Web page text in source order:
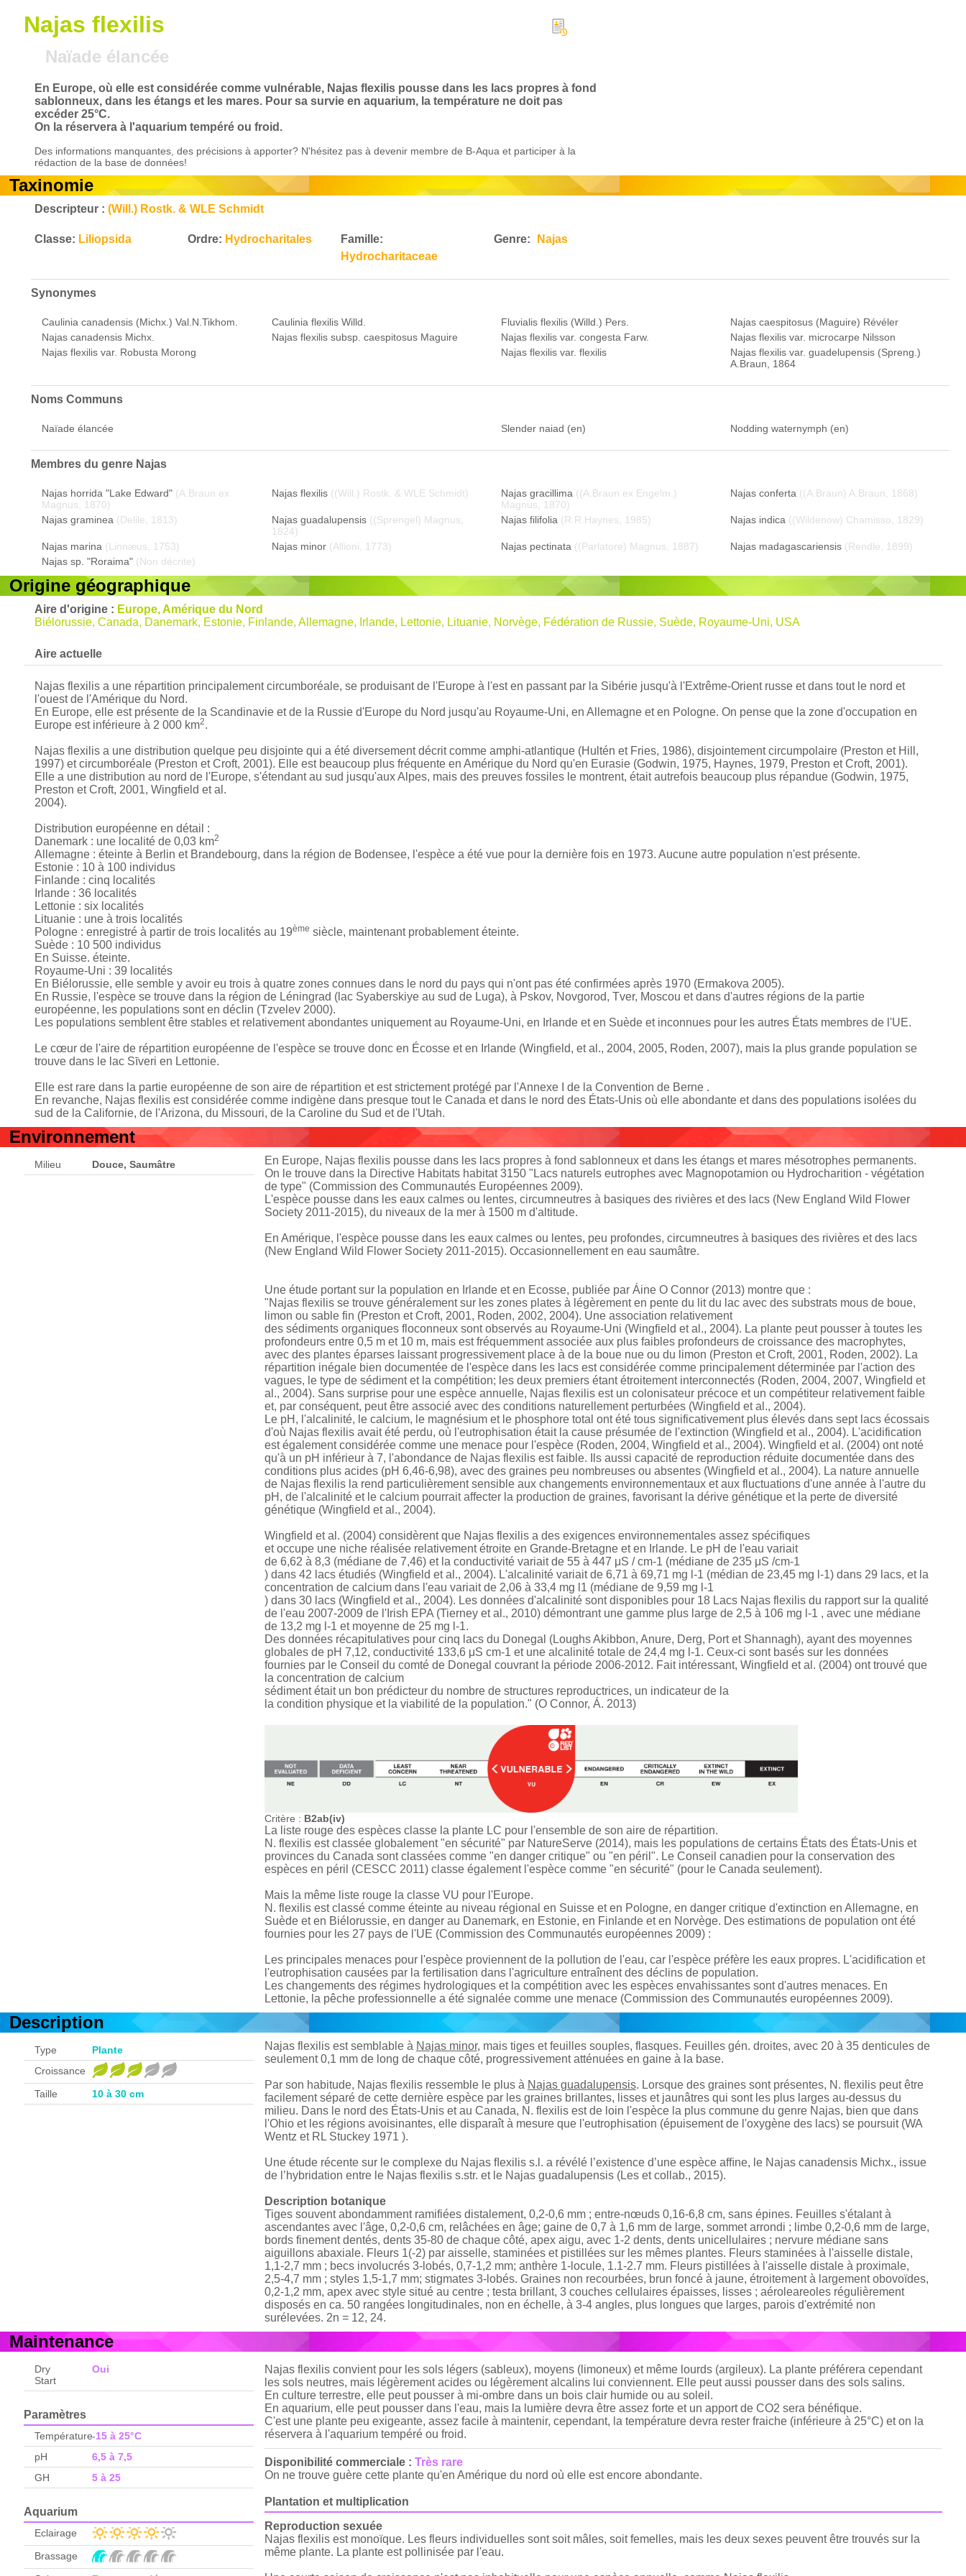
Najas flexilis
Naïade élancée
En Europe, où elle est considérée comme vulnérable, Najas flexilis pousse dans les lacs propres à fond
sablonneux, dans les étangs et les mares. Pour sa survie en aquarium, la température ne doit pas
excéder 25°C.
On la réservera à l'aquarium tempéré ou froid.
Des informations manquantes, des précisions à apporter? N'hésitez pas à devenir membre de B-Aqua et participer à la
rédaction de la base de données!
Taxinomie
Descripteur :(Will.) Rostk. & WLE Schmidt
Classe: Liliopsida Ordre: Hydrocharitales
Famille:
Hydrocharitaceae
Genre: Najas
Synonymes
Caulinia canadensis (Michx.) Val.N.Tikhom. Caulinia flexilis Willd. Fluvialis flexilis (Willd.) Pers.
Najas caespitosus (Maguire) Révéler
Najas canadensis Michx.
Najas flexilis subsp. caespitosus Maguire Najas flexilis var. congesta Farw.
Najas flexilis var. microcarpe Nilsson
Najas flexilis var. Robusta Morong
Najas flexilis var. flexilis
Najas flexilis var. guadelupensis (Spreng.)
A.Braun, 1864
Noms Communs
Naïade élancée Slender naiad (en) Nodding waternymph (en)
Membres du genre Najas
Najas horrida "Lake Edward" (A.Braun ex
Magnus, 1870)
Najas flexilis ((Will.) Rostk. & WLE Schmidt) Najas gracillima ((A.Braun ex Engelm.)
Magnus, 1870)
Najas conferta ((A.Braun) A.Braun, 1868)
Najas graminea (Delile, 1813) Najas guadalupensis ((Sprengel) Magnus,
1824)
Najas filifolia (R.R.Haynes, 1985) Najas indica ((Wildenow) Chamisso, 1829)
Najas marina (Linnæus, 1753) Najas minor (Allioni, 1773) Najas pectinata ((Parlatore) Magnus, 1887) Najas madagascariensis (Rendle, 1899)
Najas sp. "Roraima" (Non décrite)
Origine géographique
Aire d'origine : Europe, Amérique du Nord
Biélorussie, Canada, Danemark, Estonie, Finlande, Allemagne, Irlande, Lettonie, Lituanie, Norvège, Fédération de Russie, Suède, Royaume-Uni, USA
Aire actuelle
Najas flexilis a une répartition principalement circumboréale, se produisant de l'Europe à l'est en passant par la Sibérie jusqu'à l'Extrême-Orient russe et dans tout le nord et
l'ouest de l'Amérique du Nord.
En Europe, elle est présente de la Scandinavie et de la Russie d'Europe du Nord jusqu'au Royaume-Uni, en Allemagne et en Pologne. On pense que la zone d'occupation en
Europe est inférieure à 2 000 km2.
Najas flexilis a une distribution quelque peu disjointe qui a été diversement décrit comme amphi-atlantique (Hultén et Fries, 1986), disjointement circumpolaire (Preston et Hill,
1997) et circumboréale (Preston et Croft, 2001). Elle est beaucoup plus fréquente en Amérique du Nord qu'en Eurasie (Godwin, 1975, Haynes, 1979, Preston et Croft, 2001).
Elle a une distribution au nord de l'Europe, s'étendant au sud jusqu'aux Alpes, mais des preuves fossiles le montrent, était autrefois beaucoup plus répandue (Godwin, 1975,
Preston et Croft, 2001, Wingfield et al.
2004).
Distribution européenne en détail :
Danemark : une localité de 0,03 km2
Allemagne : éteinte à Berlin et Brandebourg, dans la région de Bodensee, l'espèce a été vue pour la dernière fois en 1973. Aucune autre population n'est présente.
Estonie : 10 à 100 individus
Finlande : cinq localités
Irlande : 36 localités
Lettonie : six localités
Lituanie : une à trois localités
Pologne : enregistré à partir de trois localités au 19ème siècle, maintenant probablement éteinte.
Suède : 10 500 individus
En Suisse. éteinte.
Royaume-Uni : 39 localités
En Biélorussie, elle semble y avoir eu trois à quatre zones connues dans le nord du pays qui n'ont pas été confirmées après 1970 (Ermakova 2005).
En Russie, l'espèce se trouve dans la région de Léningrad (lac Syaberskiye au sud de Luga), à Pskov, Novgorod, Tver, Moscou et dans d'autres régions de la partie
européenne, les populations sont en déclin (Tzvelev 2000).
Les populations semblent être stables et relativement abondantes uniquement au Royaume-Uni, en Irlande et en Suède et inconnues pour les autres États membres de l'UE.
Le cœur de l'aire de répartition européenne de l'espèce se trouve donc en Écosse et en Irlande (Wingfield, et al., 2004, 2005, Roden, 2007), mais la plus grande population se
trouve dans le lac Sīveri en Lettonie.
Elle est rare dans la partie européenne de son aire de répartition et est strictement protégé par l'Annexe I de la Convention de Berne .
En revanche, Najas flexilis est considérée comme indigène dans presque tout le Canada et dans le nord des États-Unis où elle abondante et dans des populations isolées du
sud de la Californie, de l'Arizona, du Missouri, de la Caroline du Sud et de l'Utah.
Environnement
Milieu Douce, Saumâtre
En Europe, Najas flexilis pousse dans les lacs propres à fond sablonneux et dans les étangs et mares mésotrophes permanents.
On le trouve dans la Directive Habitats habitat 3150 "Lacs naturels eutrophes avec Magnopotamion ou Hydrocharition - végétation
de type" (Commission des Communautés Européennes 2009).
L'espèce pousse dans les eaux calmes ou lentes, circumneutres à basiques des rivières et des lacs (New England Wild Flower
Society 2011-2015), du niveaux de la mer à 1500 m d'altitude.
En Amérique, l'espèce pousse dans les eaux calmes ou lentes, peu profondes, circumneutres à basiques des rivières et des lacs
(New England Wild Flower Society 2011-2015). Occasionnellement en eau saumâtre.
Une étude portant sur la population en Irlande et en Ecosse, publiée par Áine O Connor (2013) montre que :
"Najas flexilis se trouve généralement sur les zones plates à légèrement en pente du lit du lac avec des substrats mous de boue,
limon ou sable fin (Preston et Croft, 2001, Roden, 2002, 2004). Une association relativement
des sédiments organiques floconneux sont observés au Royaume-Uni (Wingfield et al., 2004). La plante peut pousser à toutes les
profondeurs entre 0,5 m et 10 m, mais est fréquemment associée aux plus faibles profondeurs de croissance des macrophytes,
avec des plantes éparses laissant progressivement place à de la boue nue ou du limon (Preston et Croft, 2001, Roden, 2002). La
répartition inégale bien documentée de l'espèce dans les lacs est considérée comme principalement déterminée par l'action des
vagues, le type de sédiment et la compétition; les deux premiers étant étroitement interconnectés (Roden, 2004, 2007, Wingfield et
al., 2004). Sans surprise pour une espèce annuelle, Najas flexilis est un colonisateur précoce et un compétiteur relativement faible
et, par conséquent, peut être associé avec des conditions naturellement perturbées (Wingfield et al., 2004).
Le pH, l'alcalinité, le calcium, le magnésium et le phosphore total ont été tous significativement plus élevés dans sept lacs écossais
d'où Najas flexilis avait été perdu, où l'eutrophisation était la cause présumée de l'extinction (Wingfield et al., 2004). L'acidification
est également considérée comme une menace pour l'espèce (Roden, 2004, Wingfield et al., 2004). Wingfield et al. (2004) ont noté
qu'à un pH inférieur à 7, l'abondance de Najas flexilis est faible. Ils aussi capacité de reproduction réduite documentée dans des
conditions plus acides (pH 6,46-6,98), avec des graines peu nombreuses ou absentes (Wingfield et al., 2004). La nature annuelle
de Najas flexilis la rend particulièrement sensible aux changements environnementaux et aux fluctuations d'une année à l'autre du
pH, de l'alcalinité et le calcium pourrait affecter la production de graines, favorisant la dérive génétique et la perte de diversité
génétique (Wingfield et al., 2004).
Wingfield et al. (2004) considèrent que Najas flexilis a des exigences environnementales assez spécifiques
et occupe une niche réalisée relativement étroite en Grande-Bretagne et en Irlande. Le pH de l'eau variait
de 6,62 à 8,3 (médiane de 7,46) et la conductivité variait de 55 à 447 μS / cm-1 (médiane de 235 μS /cm-1
) dans 42 lacs étudiés (Wingfield et al., 2004). L'alcalinité variait de 6,71 à 69,71 mg l-1 (médian de 23,45 mg l-1) dans 29 lacs, et la
concentration de calcium dans l'eau variait de 2,06 à 33,4 mg l1 (médiane de 9,59 mg l-1
) dans 30 lacs (Wingfield et al., 2004). Les données d'alcalinité sont disponibles pour 18 Lacs Najas flexilis du rapport sur la qualité
de l'eau 2007-2009 de l'Irish EPA (Tierney et al., 2010) démontrant une gamme plus large de 2,5 à 106 mg l-1 , avec une médiane
de 13,2 mg l-1 et moyenne de 25 mg l-1.
Des données récapitulatives pour cinq lacs du Donegal (Loughs Akibbon, Anure, Derg, Port et Shannagh), ayant des moyennes
globales de pH 7,12, conductivité 133,6 μS cm-1 et une alcalinité totale de 24,4 mg l-1. Ceux-ci sont basés sur les données
fournies par le Conseil du comté de Donegal couvrant la période 2006-2012. Fait intéressant, Wingfield et al. (2004) ont trouvé que
la concentration de calcium
sédiment était un bon prédicteur du nombre de structures reproductrices, un indicateur de la
la condition physique et la viabilité de la population." (O Connor, Á. 2013)
Critère : B2ab(iv)
La liste rouge des espèces classe la plante LC pour l'ensemble de son aire de répartition.
N. flexilis est classée globalement "en sécurité" par NatureServe (2014), mais les populations de certains États des États-Unis et
provinces du Canada sont classées comme "en danger critique" ou "en péril". Le Conseil canadien pour la conservation des
espèces en péril (CESCC 2011) classe également l'espèce comme "en sécurité" (pour le Canada seulement).
Mais la même liste rouge la classe VU pour l'Europe.
N. flexilis est classé comme éteinte au niveau régional en Suisse et en Pologne, en danger critique d'extinction en Allemagne, en
Suède et en Biélorussie, en danger au Danemark, en Estonie, en Finlande et en Norvège. Des estimations de population ont été
fournies pour les 27 pays de l'UE (Commission des Communautés européennes 2009) :
Les principales menaces pour l'espèce proviennent de la pollution de l'eau, car l'espèce préfère les eaux propres. L'acidification et
l'eutrophisation causées par la fertilisation dans l'agriculture entraînent des déclins de population.
Les changements des régimes hydrologiques et la compétition avec les espèces envahissantes sont d'autres menaces. En
Lettonie, la pêche professionnelle a été signalée comme une menace (Commission des Communautés européennes 2009).
Description
Type
Plante
Croissance
Taille
10 à 30 cm
Najas flexilis est semblable à Najas minor, mais tiges et feuilles souples, flasques. Feuilles gén. droites, avec 20 à 35 denticules de
seulement 0,1 mm de long de chaque côté, progressivement atténuées en gaine à la base.
Par son habitude, Najas flexilis ressemble le plus à Najas guadalupensis. Lorsque des graines sont présentes, N. flexilis peut être
facilement séparé de cette dernière espèce par les graines brillantes, lisses et jaunâtres qui sont les plus larges au-dessus du
milieu. Dans le nord des États-Unis et au Canada, N. flexilis est de loin l'espèce la plus commune du genre Najas, bien que dans
l'Ohio et les régions avoisinantes, elle disparaît à mesure que l'eutrophisation (épuisement de l'oxygène des lacs) se poursuit (WA
Wentz et RL Stuckey 1971 ).
Une étude récente sur le complexe du Najas ﬂexilis s.l. a révélé l’existence d’une espèce afﬁne, le Najas canadensis Michx., issue
de l’hybridation entre le Najas flexilis s.str. et le Najas guadalupensis (Les et collab., 2015).
Description botanique
Tiges souvent abondamment ramifiées distalement, 0,2-0,6 mm ; entre-nœuds 0,16-6,8 cm, sans épines. Feuilles s'étalant à
ascendantes avec l'âge, 0,2-0,6 cm, relâchées en âge; gaine de 0,7 à 1,6 mm de large, sommet arrondi ; limbe 0,2-0,6 mm de large,
bords finement dentés, dents 35-80 de chaque côté, apex aigu, avec 1-2 dents, dents unicellulaires ; nervure médiane sans
aiguillons abaxiale. Fleurs 1(-2) par aisselle, staminées et pistillées sur les mêmes plantes. Fleurs staminées à l'aisselle distale,
1,1-2,7 mm ; becs involucrés 3-lobés, 0,7-1,2 mm; anthère 1-locule, 1.1-2.7 mm. Fleurs pistillées à l'aisselle distale à proximale,
2,5-4,7 mm ; styles 1,5-1,7 mm; stigmates 3-lobés. Graines non recourbées, brun foncé à jaune, étroitement à largement obovoïdes,
0,2-1,2 mm, apex avec style situé au centre ; testa brillant, 3 couches cellulaires épaisses, lisses ; aéroleareoles régulièrement
disposés en ca. 50 rangées longitudinales, non en échelle, à 3-4 angles, plus longues que larges, parois d'extrémité non
surélevées. 2n = 12, 24.
Maintenance
Dry
Start
Oui
Paramètres
Température-15 à 25°C
pH
6,5 à 7,5
GH
5 à 25
Aquarium
Eclairage
Brassage
Najas flexilis convient pour les sols légers (sableux), moyens (limoneux) et même lourds (argileux). La plante préférera cependant
les sols neutres, mais légèrement acides ou légèrement alcalins lui conviennent. Elle peut aussi pousser dans des sols salins.
En culture terrestre, elle peut pousser à mi-ombre dans un bois clair humide ou au soleil.
En aquarium, elle peut pousser dans l'eau, mais la lumière devra être assez forte et un apport de CO2 sera bénéfique.
C'est une plante peu exigeante, assez facile à maintenir, cependant, la température devra rester fraiche (inférieure à 25°C) et on la
réservera à l'aquarium tempéré ou froid.
Disponibilité commerciale : Très rare
On ne trouve guère cette plante qu'en Amérique du nord où elle est encore abondante.
Plantation et multiplication
Reproduction sexuée
Najas flexilis est monoïque. Les fleurs individuelles sont soit mâles, soit femelles, mais les deux sexes peuvent être trouvés sur la
même plante. La plante est pollinisée par l'eau.